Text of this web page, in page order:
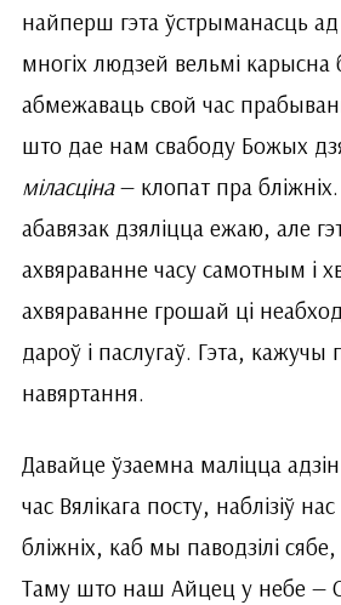
найперш гэта ўстрыманасць
многіх людзей вельмі
абмежаваць свой час
што дае нам свабоду Божых
міласціна— клопат пра бліжніх.
абавязак дзяліцца ежаю, але
ахвяраванне часу самотным і
ахвяраванне грошай ці
дароў і паслугаў. Гэта, кажучы
навяртання.
Давайце ўзаемна маліцца
час Вялікага посту, наблізіў
бліжніх, каб мы паводзілі
Таму што наш Айцец у небе —